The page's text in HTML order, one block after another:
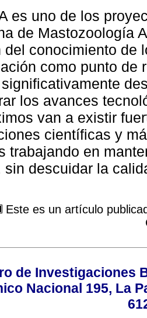
es uno de los
de Mastozoología
del conocimiento de
como punto de
los avances
van a existir
científicas y
trabajando en
sin descuidar la
Este es un artículo
de Investigaciones
Nacional 195, La